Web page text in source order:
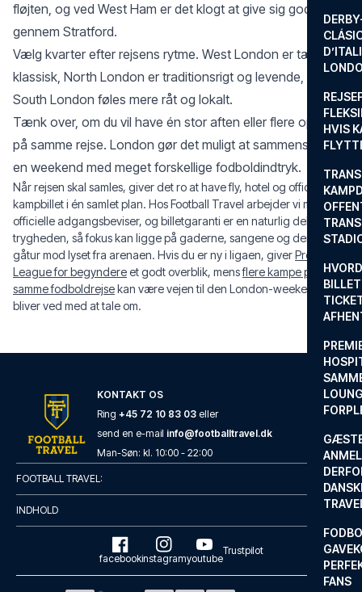
HVIS
FANS
fløjten, og ved West Ham er det klogt at give sig god tid
gennem Stratford.
Vælg kvarter efter rejsens rytme. West London er tæt og
klassisk, North London er traditionsrigt og levende, mens
South London føles mere råt og lokalt.
Tænk over, om du vil have én stor aften eller flere opgør
på samme rejse. London gør det muligt at sammensætte
en weekend med meget forskellige fodboldindtryk.
Når rejsen skal samles, giver det ro at have fly, hotel og officiel
kampbillet i én samlet plan. Hos Football Travel arbejder vi med
officielle adgangsbeviser, og billetgaranti er en naturlig del af
trygheden, så fokus kan ligge på gaderne, sangene og den første
gåtur mod lyset fra arenaen. Hvis du er ny i ligaen, giverPremier
League for begyndereet godt overblik, mensflere kampe på
samme fodboldrejsekan være vejen til den London-weekend, du
bliver ved med at tale om.
KONTAKT OS
Ring +45 72 10 83 03 eller
send en e-mail info@footballtravel.dk
Man-Søn: kl. 10:00 - 22:00
FOOTBALL TRAVEL:
INDHOLD
facebookinstagramyoutube
Trustpilot